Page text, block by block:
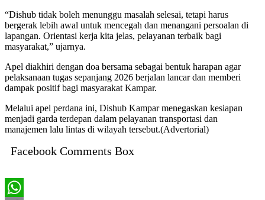
“Dishub tidak boleh menunggu masalah selesai, tetapi harus
bergerak lebih awal untuk mencegah dan menangani persoalan di
lapangan. Orientasi kerja kita jelas, pelayanan terbaik bagi
masyarakat,” ujarnya.
Apel diakhiri dengan doa bersama sebagai bentuk harapan agar
pelaksanaan tugas sepanjang 2026 berjalan lancar dan memberi
dampak positif bagi masyarakat Kampar.
Melalui apel perdana ini, Dishub Kampar menegaskan kesiapan
menjadi garda terdepan dalam pelayanan transportasi dan
manajemen lalu lintas di wilayah tersebut.(Advertorial)
Facebook Comments Box